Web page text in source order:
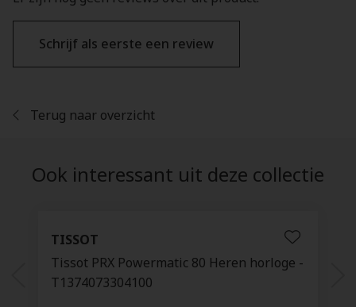
Schrijf als eerste een review
Terug naar overzicht
Ook interessant uit deze collectie
TISSOT
Tissot PRX Powermatic 80 Heren horloge -
T1374073304100